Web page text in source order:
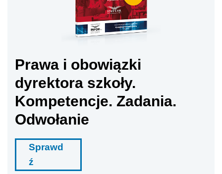
Prawa i obowiązki
dyrektora szkoły.
Kompetencje. Zadania.
Odwołanie
Sprawd
ź